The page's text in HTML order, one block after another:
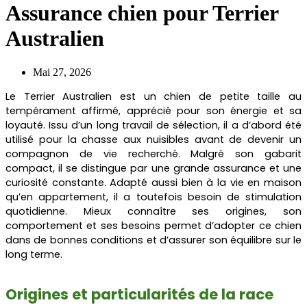
Assurance chien pour Terrier
Australien
Mai 27, 2026
Le Terrier Australien est un chien de petite taille au
tempérament affirmé, apprécié pour son énergie et sa
loyauté. Issu d’un long travail de sélection, il a d’abord été
utilisé pour la chasse aux nuisibles avant de devenir un
compagnon de vie recherché. Malgré son gabarit
compact, il se distingue par une grande assurance et une
curiosité constante. Adapté aussi bien à la vie en maison
qu’en appartement, il a toutefois besoin de stimulation
quotidienne. Mieux connaître ses origines, son
comportement et ses besoins permet d’adopter ce chien
dans de bonnes conditions et d’assurer son équilibre sur le
long terme.
Origines et particularités de la race